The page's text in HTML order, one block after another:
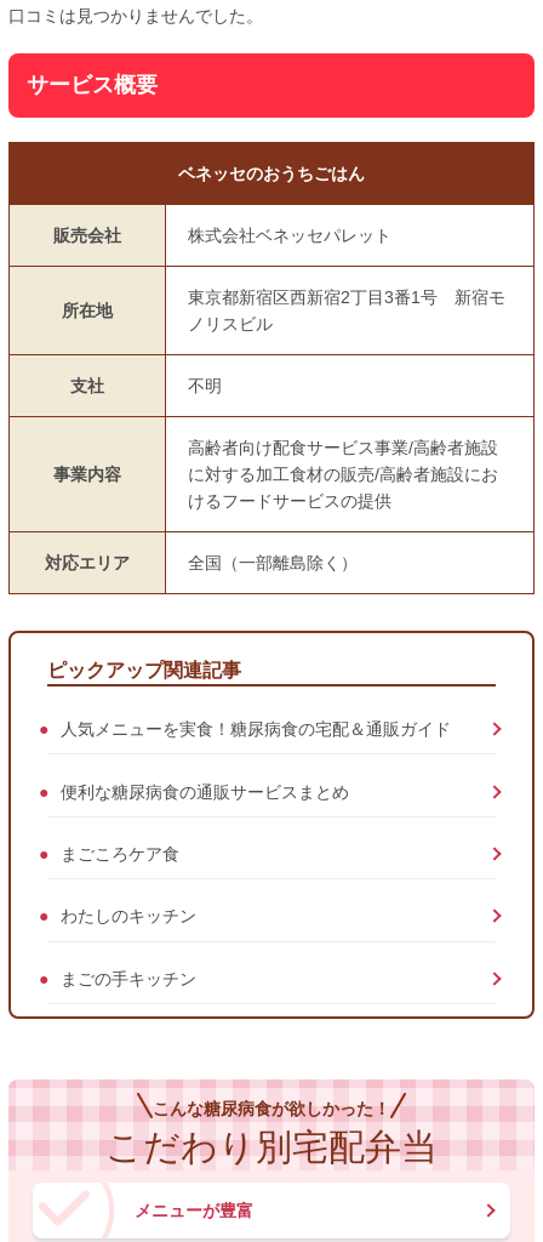
口コミは見つかりませんでした。
サービス概要
ベネッセのおうちごはん
販売会社 株式会社ベネッセパレット
所在地
東京都新宿区西新宿2丁目3番1号 新宿モ
ノリスビル
支社 不明
事業内容
高齢者向け配食サービス事業/高齢者施設
に対する加工食材の販売/高齢者施設にお
けるフードサービスの提供
対応エリア 全国（一部離島除く）
ピックアップ関連記事
人気メニューを実食！糖尿病食の宅配＆通販ガイド
便利な糖尿病食の通販サービスまとめ
まごころケア食
わたしのキッチン
まごの手キッチン
こんな糖尿病食が欲しかった！
こだわり別宅配弁当
メニューが豊富